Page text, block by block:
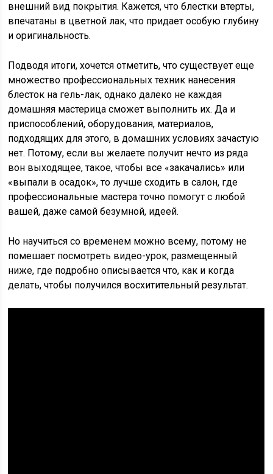
внешний вид покрытия. Кажется, что блестки втерты,
впечатаны в цветной лак, что придает особую глубину
и оригинальность.
Подводя итоги, хочется отметить, что существует еще
множество профессиональных техник нанесения
блесток на гель-лак, однако далеко не каждая
домашняя мастерица сможет выполнить их. Да и
приспособлений, оборудования, материалов,
подходящих для этого, в домашних условиях зачастую
нет. Потому, если вы желаете получит нечто из ряда
вон выходящее, такое, чтобы все «закачались» или
«выпали в осадок», то лучше сходить в салон, где
профессиональные мастера точно помогут с любой
вашей, даже самой безумной, идеей.
Но научиться со временем можно всему, потому не
помешает посмотреть видео-урок, размещенный
ниже, где подробно описывается что, как и когда
делать, чтобы получился восхитительный результат.